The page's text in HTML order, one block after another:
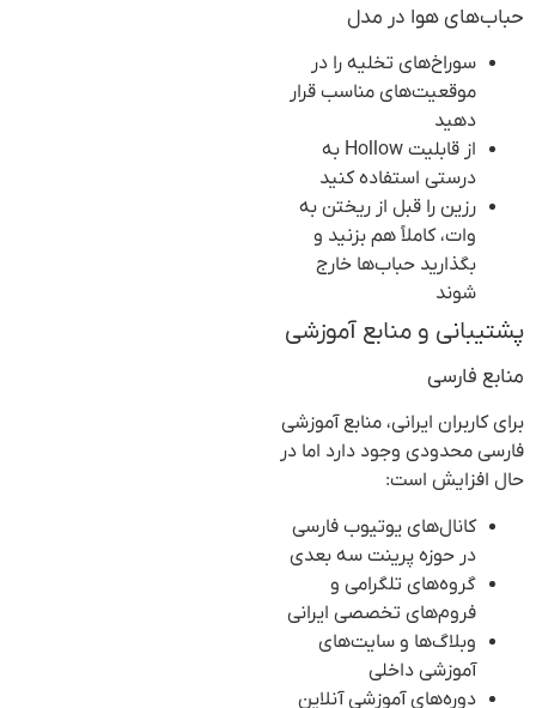
حباب‌های هوا در مدل
سوراخ‌های تخلیه را در
موقعیت‌های مناسب قرار
دهید
از قابلیت Hollow به
درستی استفاده کنید
رزین را قبل از ریختن به
وات، کاملاً هم بزنید و
بگذارید حباب‌ها خارج
شوند
پشتیبانی و منابع آموزشی
منابع فارسی
برای کاربران ایرانی، منابع آموزشی
فارسی محدودی وجود دارد اما در
حال افزایش است:
کانال‌های یوتیوب فارسی
در حوزه پرینت سه بعدی
گروه‌های تلگرامی و
فروم‌های تخصصی ایرانی
وبلاگ‌ها و سایت‌های
آموزشی داخلی
دوره‌های آموزشی آنلاین